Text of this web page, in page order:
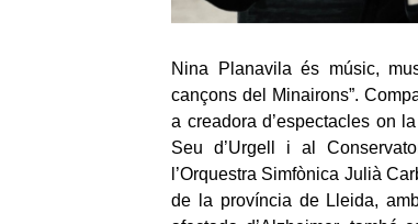
Nina Planavila és músic,
cançons del Minairons”.
a creadora d’espectacles on
Seu d’Urgell i al
l’Orquestra Simfònica Julià
de la província de Lleida,